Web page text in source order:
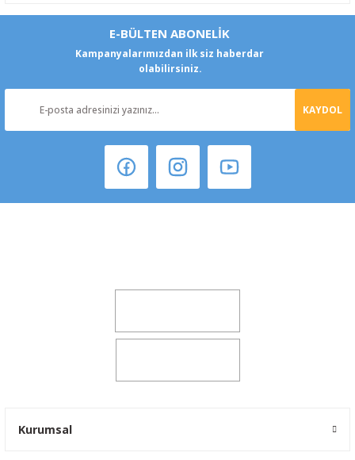
E-BÜLTEN ABONELİK
Kampanyalarımızdan ilk siz haberdar
olabilirsiniz.
KAYDOL
Kurumsal